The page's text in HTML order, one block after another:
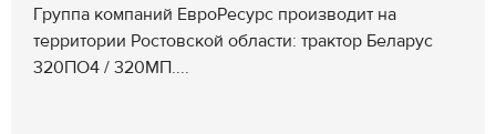
Группа компаний ЕвроРесурс производит на
территории Ростовской области: трактор Беларус
320ПО4 / 320МП....